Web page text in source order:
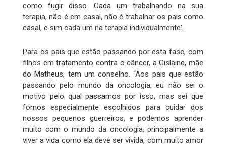
como fugir disso. Cada um trabalhando na sua
terapia, não é em casal, não é trabalhar os pais como
casal, e sim cada um na terapia individualmente'.
Para os pais que estão passando por esta fase, com
filhos em tratamento contra o câncer, a Gislaine, mãe
do Matheus, tem um conselho. “Aos pais que estão
passando pelo mundo da oncologia, eu não sei o
motivo pelo qual passamos por isso, mas sei que
fomos especialmente escolhidos para cuidar dos
nossos pequenos guerreiros, e podemos aprender
muito com o mundo da oncologia, principalmente a
viver a vida como ela deve ser vivida, com muito amor